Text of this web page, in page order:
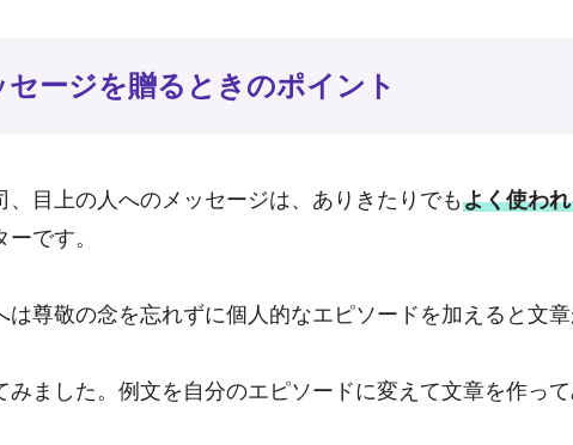
セージを贈るときのポイント
、目上の人へのメッセージは、ありきたりでもよく使わ
です。
は尊敬の念を忘れずに個人的なエピソードを加えると文章
みました。例文を自分のエピソードに変えて文章を作っ